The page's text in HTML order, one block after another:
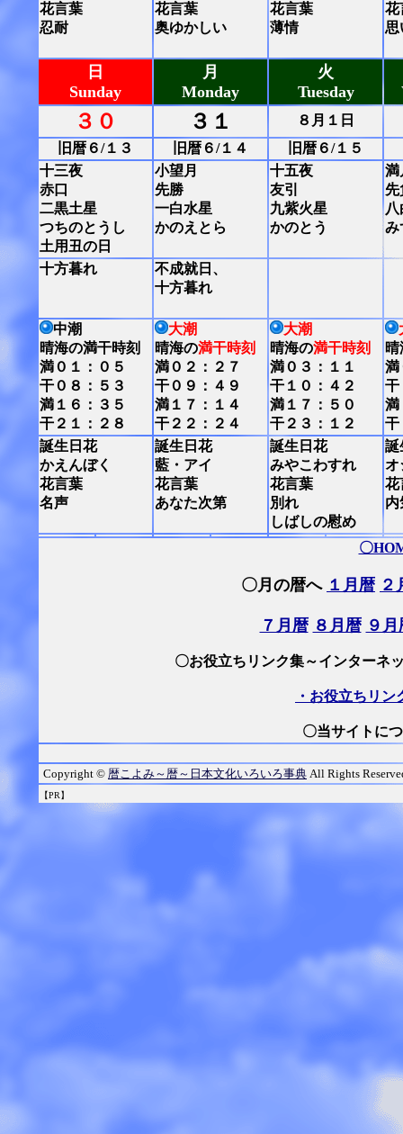
花言葉
忍耐
花言葉
奥ゆかしい
花言葉
薄情
花
思
日
Sunday
月
Monday
火
Tuesday
３０ ３１
８月１日
旧暦６/１３
旧暦６/１４
旧暦６/１５
十三夜
赤口
二黒土星
つちのとうし
土用丑の日
小望月
先勝
一白水星
かのえとら
十五夜
友引
九紫火星
かのとう
満
先
み
十方暮れ
不成就日、
十方暮れ
中潮
晴海の満干時刻
満０１：０５
干０８：５３
満１６：３５
干２１：２８
大潮
晴海の満干時刻
満０２：２７
干０９：４９
満１７：１４
干２２：２４
大潮
晴海の満干時刻
満０３：１１
干１０：４２
満１７：５０
干２３：１２
満
干
満
干
誕生日花
かえんぼく
花言葉
名声
誕生日花
藍・アイ
花言葉
あなた次第
誕生日花
みやこわすれ
花言葉
別れ
しばしの慰め
誕
オ
花
内
〇
〇月の暦へ １月暦 ２
７月暦 ８月暦 ９月
〇お役立ちリンク集～インターネ
・お役立ちリン
〇当サイトに
Copyright © 暦こよみ～暦～日本文化いろいろ事典 All Rights
【PR】